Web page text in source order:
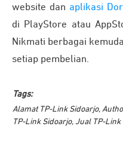
website dan aplikasi
di PlayStore atau
Nikmati berbagai
setiap pembelian.
Tags:
Alamat TP-Link Sidoarjo,
TP-Link Sidoarjo, Jual TP-Link